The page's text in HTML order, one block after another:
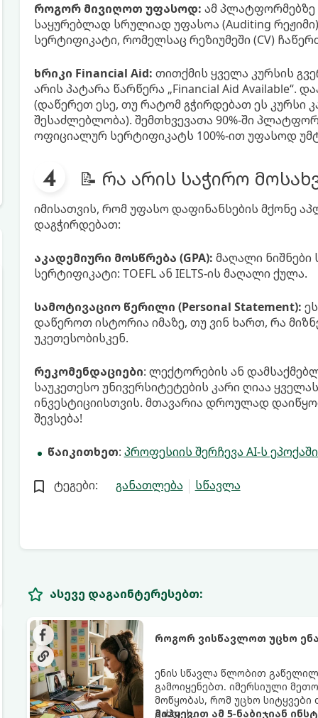
როგორ მივიღოთ უფასოდ: ამ პლატფორმებზე
საყურებლად სრულიად უფასოა (Auditing
სერტიფიკატი, რომელსაც რეზიუმეში (CV)
ხრიკი Financial Aid: თითქმის ყველა კურსის
არის პატარა წარწერა „Financial Aid Available“.
(დაწერეთ ესე, თუ რატომ გჭირდებათ ეს კურსი
შესაძლებლობა). შემთხვევათა 90%-ში
ოფიციალურ სერტიფიკატს 100%-ით უფასოდ
📝 რა არის საჭირო
იმისათვის, რომ უფასო დაფინანსების მქონე
დაგჭირდებათ:
აკადემიური მოსწრება (GPA): მაღალი ნიშნები
სერტიფიკატი: TOEFL ან IELTS-ის მაღალი ქულა.
სამოტივაციო წერილი (Personal Statement):
დაწეროთ ისტორია იმაზე, თუ ვინ ხართ, რა
უკეთესობისკენ.
რეკომენდაციები: ლექტორების ან
საუკეთესო უნივერსიტეტების კარი ღიაა
ინვესტიციისთვის. მთავარია დროულად
შევსება!
წაიკითხეთ: პროფესიის შერჩევა AI-ს
ტეგები: განათლება სწავლა
ასევე დაგაინტერესებთ:
როგორ ვისწავლოთ უცხო
ენის სწავლა წლობით
გამოიყენებთ. იმერსიული
მოწყობას, რომ უცხო
გახდეს.
მიჰყევით ამ 5-ნაბიჯიან